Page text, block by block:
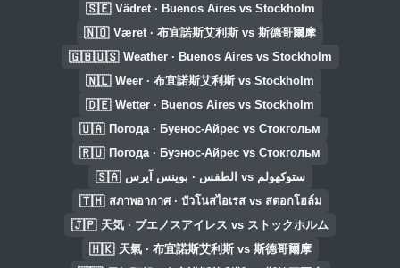
🇸🇪 Vädret · Buenos Aires vs Stockholm
🇳🇴 Været · 布宜諾斯艾利斯 vs 斯德哥爾摩
🇬🇧🇺🇸 Weather · Buenos Aires vs Stockholm
🇳🇱 Weer · 布宜諾斯艾利斯 vs Stockholm
🇩🇪 Wetter · Buenos Aires vs Stockholm
🇺🇦 Погода · Буенос-Айрес vs Стокгольм
🇷🇺 Погода · Буэнос-Айрес vs Стокгольм
🇸🇦 الطقس · بوينس آيرس vs ستوكهولم
🇹🇭 สภาพอากาศ · บัวโนสไอเรส vs สตอกโฮล์ม
🇯🇵 天気 · ブエノスアイレス vs ストックホルム
🇭🇰 天氣 · 布宜諾斯艾利斯 vs 斯德哥爾摩